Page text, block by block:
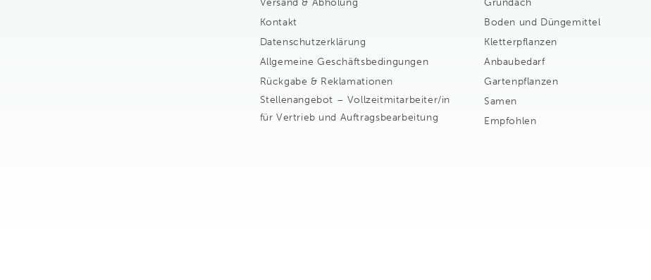
Versand & Abholung
Kontakt
Datenschutzerklärung
Allgemeine Geschäftsbedingungen
Rückgabe & Reklamationen
Stellenangebot – Vollzeitmitarbeiter/in
für Vertrieb und Auftragsbearbeitung
Gründach
Boden und Düngemittel
Kletterpflanzen
Anbaubedarf
Gartenpflanzen
Samen
Empfohlen